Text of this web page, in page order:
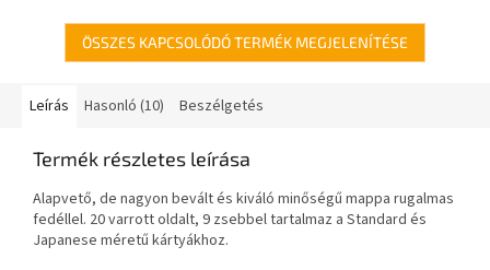
ÖSSZES KAPCSOLÓDÓ TERMÉK MEGJELENÍTÉSE
Leírás Hasonló (10) Beszélgetés
Termék részletes leírása
Alapvető, de nagyon bevált és kiváló minőségű mappa rugalmas
fedéllel. 20 varrott oldalt, 9 zsebbel tartalmaz a Standard és
Japanese méretű kártyákhoz.